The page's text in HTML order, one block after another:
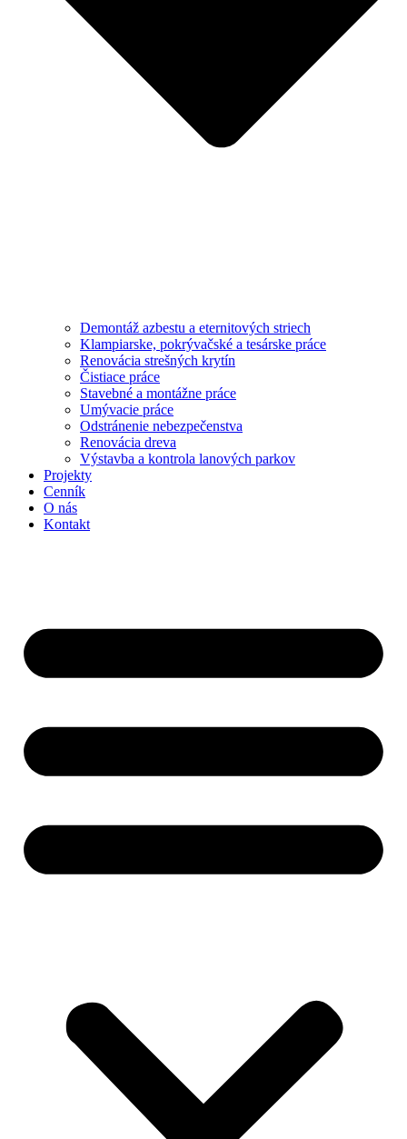
Demontáž azbestu a eternitových striech
Klampiarske, pokrývačské a tesárske práce
Renovácia strešných krytín
Čistiace práce
Stavebné a montážne práce
Umývacie práce
Odstránenie nebezpečenstva
Renovácia dreva
Výstavba a kontrola lanových parkov
Projekty
Cenník
O nás
Kontakt